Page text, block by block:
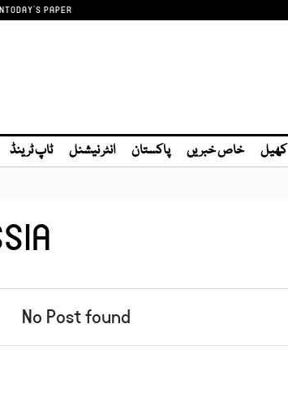
TODAY'S PAPER
کھیل خاص خبریں پاکستان انٹر نیشنل ٹاپ ٹرینڈ
No Post found